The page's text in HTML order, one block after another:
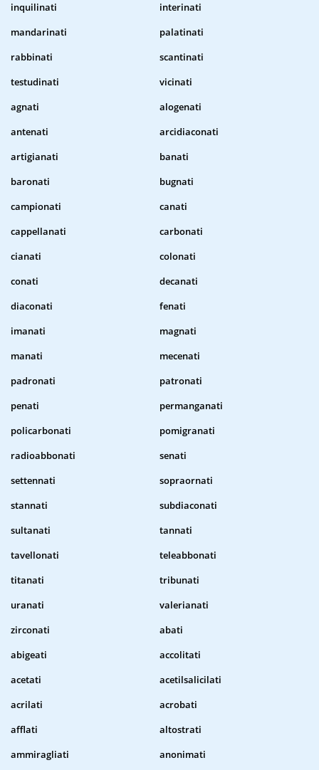
inquilinati
interinati
mandarinati
palatinati
rabbinati
scantinati
testudinati
vicinati
agnati
alogenati
antenati
arcidiaconati
artigianati
banati
baronati
bugnati
campionati
canati
cappellanati
carbonati
cianati
colonati
conati
decanati
diaconati
fenati
imanati
magnati
manati
mecenati
padronati
patronati
penati
permanganati
policarbonati
pomigranati
radioabbonati
senati
settennati
sopraornati
stannati
subdiaconati
sultanati
tannati
tavellonati
teleabbonati
titanati
tribunati
uranati
valerianati
zirconati
abati
abigeati
accolitati
acetati
acetilsalicilati
acrilati
acrobati
afflati
altostrati
ammiragliati
anonimati